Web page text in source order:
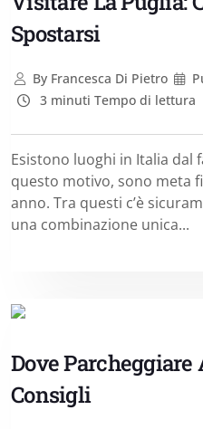
Spostarsi
ByFrancesca Di Pietro
3 minuti Tempo di lettura
Esistono luoghi in Italia dal
questo motivo, sono meta
anno. Tra questi c’è
una combinazione unica...
Dove Parcheggiare
Consigli